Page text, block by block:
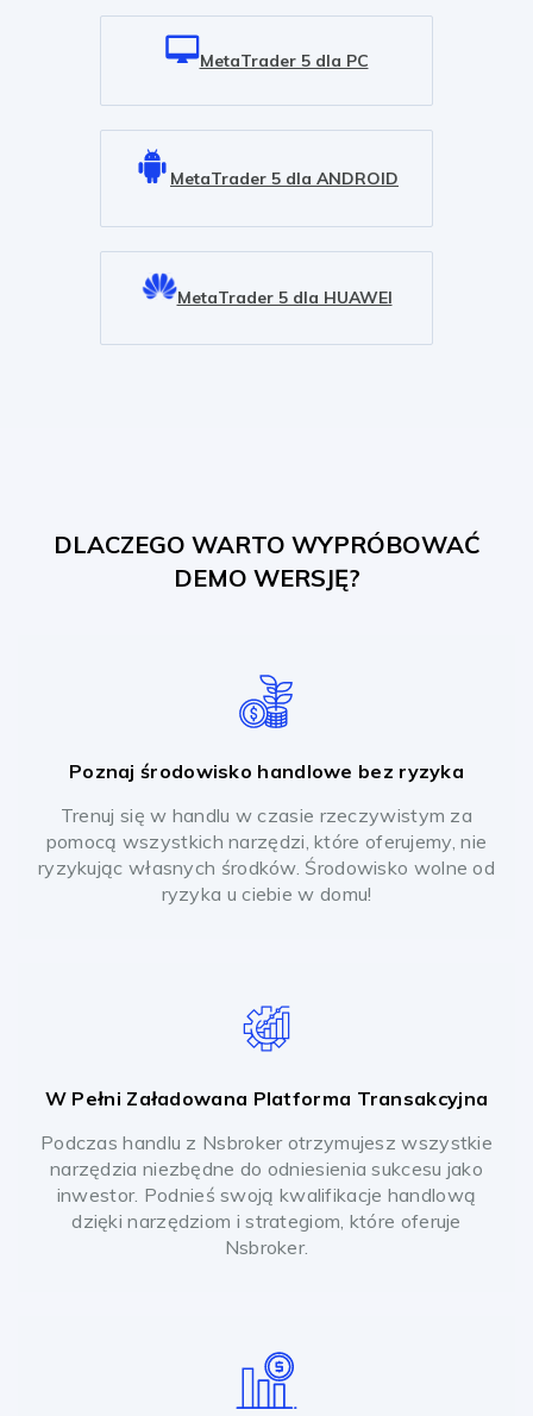
MetaTrader 5 dla PC
MetaTrader 5 dla ANDROID
MetaTrader 5 dla HUAWEI
DLACZEGO WARTO WYPRÓBOWAĆ
DEMO WERSJĘ?
Poznaj środowisko handlowe bez ryzyka
Trenuj się w handlu w czasie rzeczywistym za
pomocą wszystkich narzędzi, które oferujemy, nie
ryzykując własnych środków. Środowisko wolne od
ryzyka u ciebie w domu!
W Pełni Załadowana Platforma Transakcyjna
Podczas handlu z Nsbroker otrzymujesz wszystkie
narzędzia niezbędne do odniesienia sukcesu jako
inwestor. Podnieś swoją kwalifikacje handlową
dzięki narzędziom i strategiom, które oferuje
Nsbroker.